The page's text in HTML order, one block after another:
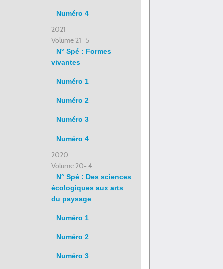
Numéro 4
2021
Volume 21- 5
N° Spé : Formes
vivantes
Numéro 1
Numéro 2
Numéro 3
Numéro 4
2020
Volume 20- 4
N° Spé : Des sciences
écologiques aux arts
du paysage
Numéro 1
Numéro 2
Numéro 3